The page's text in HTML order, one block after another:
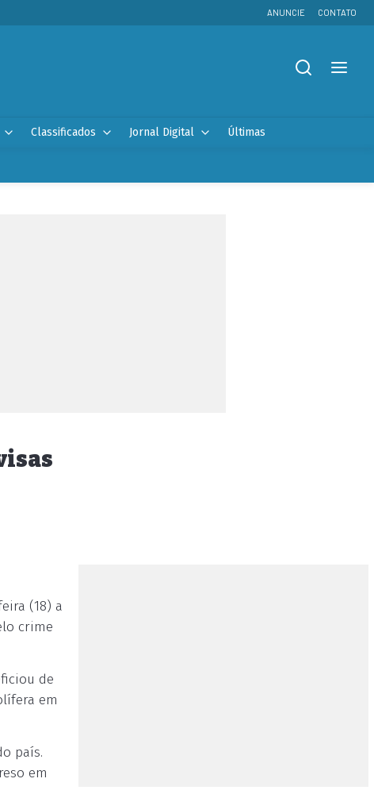
ANUNCIE CONTATO
Classificados Jornal Digital Últimas
(18) a
crime
de
em
país.
em